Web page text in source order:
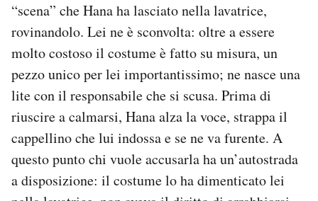
“scena” che Hana ha lasciato nella lavatrice,
rovinandolo. Lei ne è sconvolta: oltre a essere
molto costoso il costume è fatto su misura, un
pezzo unico per lei importantissimo; ne nasce una
lite con il responsabile che si scusa. Prima di
riuscire a calmarsi, Hana alza la voce, strappa il
cappellino che lui indossa e se ne va furente. A
questo punto chi vuole accusarla ha un’autostrada
a disposizione: il costume lo ha dimenticato lei